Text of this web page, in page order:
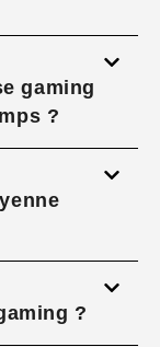
gaming
?
?